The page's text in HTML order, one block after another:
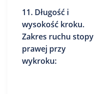
11. Długość i
wysokość kroku.
Zakres ruchu stopy
prawej przy
wykroku: